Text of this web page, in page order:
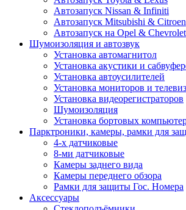
Автозапуск Nissan & Infiniti
Автозапуск Mitsubishi & Citroen
Автозапуск на Opel & Chevrolet
Шумоизоляция и автозвук
Установка автомагнитол
Установка акустики и
Установка автоусилителей
Установка мониторов и
Установка видеорегистраторов
Шумоизоляция
Установка бортовых
Парктроники, камеры, рамки для
4-х датчиковые
8-ми датчиковые
Камеры заднего вида
Камеры переднего обзора
Рамки для защиты Гос. Номера
Аксессуары